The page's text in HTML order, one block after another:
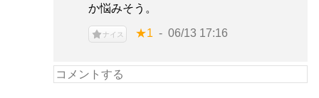
か悩みそう。
ナイス ★1 06/13 17:16